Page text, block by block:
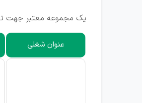
یک مجموعه معتبر جهت
عنوان شغلی